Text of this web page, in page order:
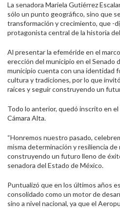
La senadora Mariela Gutiérrez
sólo un punto geográfico, sino que
transformación y crecimiento, que -
protagonista central de la historia
Al presentar la efeméride en el
erección del municipio en el Senado
municipio cuenta con una identidad
cultura y tradiciones, por lo que
raíces y seguir construyendo un
Todo lo anterior, quedó inscrito en
Cámara Alta.
“Honremos nuestro pasado,
misma determinación y resiliencia
construyendo un futuro lleno de
senadora del Estado de México.
Puntualizó que en los últimos años
consolidado como un motor de
sino a nivel nacional, ya que el